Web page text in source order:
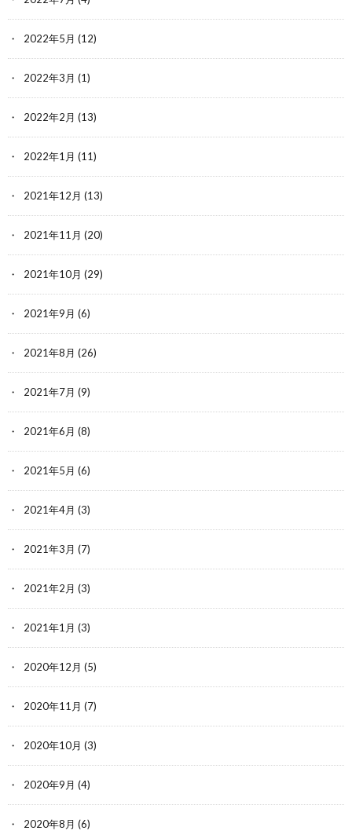
2022年5月 (12)
2022年3月 (1)
2022年2月 (13)
2022年1月 (11)
2021年12月 (13)
2021年11月 (20)
2021年10月 (29)
2021年9月 (6)
2021年8月 (26)
2021年7月 (9)
2021年6月 (8)
2021年5月 (6)
2021年4月 (3)
2021年3月 (7)
2021年2月 (3)
2021年1月 (3)
2020年12月 (5)
2020年11月 (7)
2020年10月 (3)
2020年9月 (4)
2020年8月 (6)